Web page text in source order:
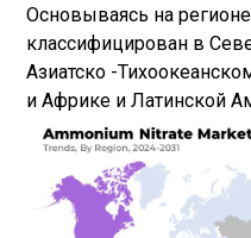
Основываясь на
классифицирован в
Азиатско -
и Африке и Латинской